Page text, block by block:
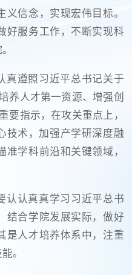
信念，实现宏伟目标。
好服务工作，不断实现科
真遵照习近平总书记关于
养人才第一资源、增强创
要指示，在攻关重点上，
技术，加强产学研深度融
学科前沿和关键领域，
认认真真学习习近平总书
结合学院发展实际，做好
是人才培养体系中，注重
。